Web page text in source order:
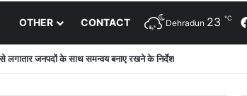
OTHER CONTACT Dehradun 23 ℃